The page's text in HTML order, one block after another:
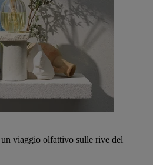
viaggio olfattivo sulle rive del